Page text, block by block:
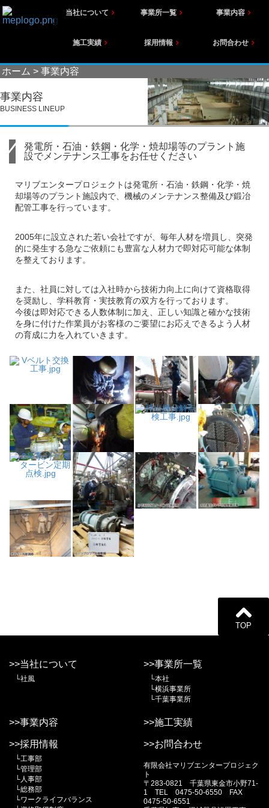
当社について 事業所一覧 事業内容
施工実績 採用情報 お問合わせ
ホーム > 事業内容
事業内容
BUSINESS LINEUP
発電所・石油・鉄鋼・化学・焼却場等のプラント施
設でメンテナンス工事をお任せください
マリブエンタープロジェクトは発電所・石油・鉄鋼・化学・焼
却場等のプラント施設内で、機械のメンテナンス整備及び鍛冶
配管工事を行っています。
2005年に設立された若い会社ですが、毎年人材を増員し、突発
的に発生する急なご依頼にも豊富な人材力で即対応可能な体制
を整えております。
また、社員に対しては入社時から技術力向上に向けて資格取得
を奨励し、学科教育・実技教育の双方を行っております。
今後は即対応できる人数体制に加え、正しい知識と確かな技術
を身に付けた作業員がお客様のご要望にお応えできるよう人材
の育成に力を入れていきます。
TOP
>>当社について
└社風
>>事業所一覧
└本社
└横浜事業所
└千葉事業所
>>事業内容 >>施工実績
>>採用情報
└工事部
└管理部
└人事部
└総務部
└ワークライフバランス
>>お問合わせ
有限会社マリブエンタープロジェク
ト
〒283-0821 千葉県東金市小野71-
1 TEL 0475-50-6550 FAX
0475-50-6551